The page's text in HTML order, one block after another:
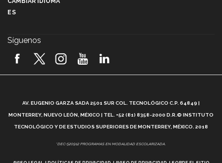
2026! (video)
¿Cómo es el Modelo Educativo Tec? (video)
Vida Tec: Feminismo e Inteligencia Artificial, Paola
ES
Síguenos
AV. EUGENIO GARZA SADA 2501 SUR COL. TECNOLÓGICO C.P. 64849 |
MONTERREY, NUEVO LEÓN, MÉXICO | TEL. +52 (81) 8358-2000 D.R.© INSTITUTO
TECNOLÓGICO Y DE ESTUDIOS SUPERIORES DE MONTERREY, MÉXICO. 2018
*DEC-520912 PROGRAMAS EN MODALIDAD ESCOLARIZADA.